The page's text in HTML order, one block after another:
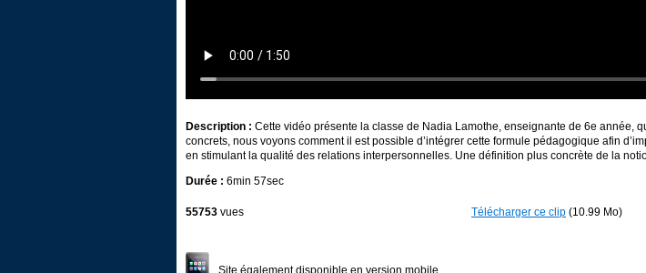
Description : Cette vidéo présente la classe de Nadia Lamothe, enseignante de 6e année,
concrets, nous voyons comment il est possible d’intégrer cette formule pédagogique afin
en stimulant la qualité des relations interpersonnelles. Une définition plus concrète de la
Durée : 6min 57sec
55753 vues Télécharger ce clip (10.99 Mo)
Site également disponible en version mobile.